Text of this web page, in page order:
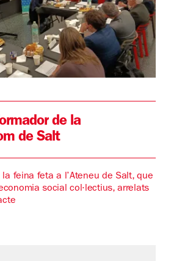
de la
de Salt
feina feta a l’Ateneu de Salt, que
social col·lectius, arrelats